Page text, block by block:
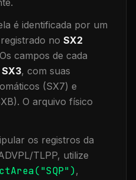
.
é identificada por um
no SX2
campos de cada
SX3, com suas
(SX7) e
O arquivo físico
os registros da
TLPP, utilize
SQP"),